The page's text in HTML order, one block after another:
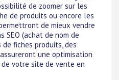
de zoomer sur les
de produits ou encore les
de mieux vendre
(achat de nom de
fiches produits, des
une optimisation
votre site de vente en